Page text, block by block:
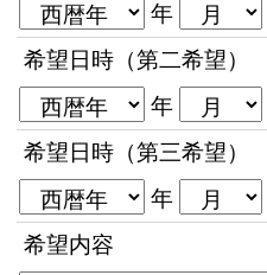
年
希望日時（第二希望）
年
希望日時（第三希望）
年
希望内容